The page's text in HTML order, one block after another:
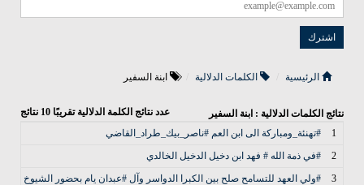
الرئيسية الكلمات الدلالية ابنة السفير
نتائج الكلمات الدلالية : ابنة السفير عدد نتائج الكلمة الدلالية تقريبًا 10 نتائج
1
#تهنئة_ومباركة الى ابن العم #ناصر_بيك_طراد_القاضي
2
#في ذمة الله # فهد ابن دخيل الدخيل الخالدي
3
#ولي العهد للتسامح صلح بين الكبرا الدواسر وآل #عبدان يام بحضور الشيوخ